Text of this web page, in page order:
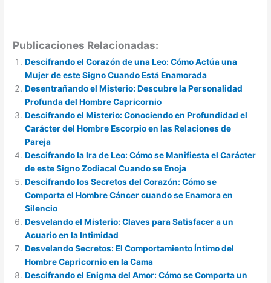
Publicaciones Relacionadas:
Descifrando el Corazón de una Leo: Cómo Actúa una
Mujer de este Signo Cuando Está Enamorada
Desentrañando el Misterio: Descubre la Personalidad
Profunda del Hombre Capricornio
Descifrando el Misterio: Conociendo en Profundidad el
Carácter del Hombre Escorpio en las Relaciones de
Pareja
Descifrando la Ira de Leo: Cómo se Manifiesta el Carácter
de este Signo Zodiacal Cuando se Enoja
Descifrando los Secretos del Corazón: Cómo se
Comporta el Hombre Cáncer cuando se Enamora en
Silencio
Desvelando el Misterio: Claves para Satisfacer a un
Acuario en la Intimidad
Desvelando Secretos: El Comportamiento Íntimo del
Hombre Capricornio en la Cama
Descifrando el Enigma del Amor: Cómo se Comporta un